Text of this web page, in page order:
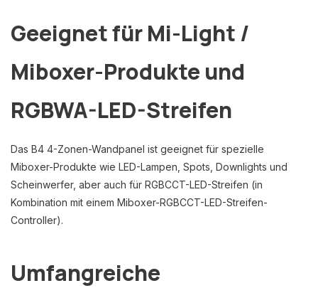
Geeignet für Mi-Light /
Miboxer-Produkte und
RGBWA-LED-Streifen
Das B4 4-Zonen-Wandpanel ist geeignet für spezielle
Miboxer-Produkte wie LED-Lampen, Spots, Downlights und
Scheinwerfer, aber auch für RGBCCT-LED-Streifen (in
Kombination mit einem Miboxer-RGBCCT-LED-Streifen-
Controller).
Umfangreiche